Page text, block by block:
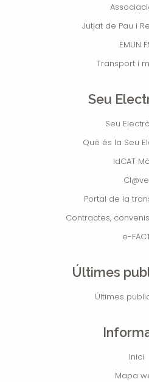
Jutjat de Pau i
EMUN
Transport i
Seu
Seu
Què és la Seu
IdCAT
Cl@ve
Portal de la
Contractes,
e-
Últimes
Últimes
Inici
Mapa